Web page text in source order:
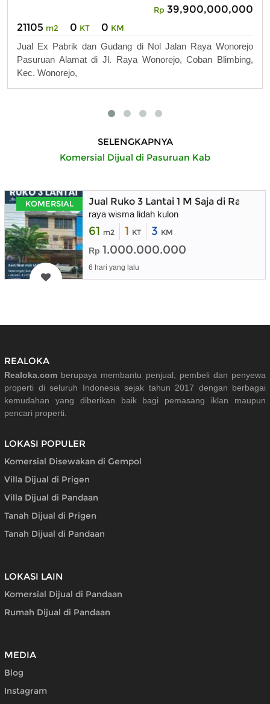
Rp 39,900,000,000
21105 m2 0 KT 0 KM
Jual Ex Pabrik dan Gudang di Nol Jalan Raya Wonorejo
Pasuruan Alamat di Jl. Raya Wonorejo, Coban Blimbing,
Kec. Wonorejo,
SELENGKAPNYA
Komersial Dijual di Pasuruan Kab
KOMERSIAL Jual Ruko 3 Lantai 1 M Saja di Raya
raya wisma lidah kulon
61 m2 1 KT 3 KM
Rp 1.000.000.000
6 hari yang lalu
REALOKA
Realoka.com berupaya membantu penjual, pembeli dan penyewa
properti di seluruh Indonesia sejak tahun 2017 dengan berbagai
kemudahan yang diberikan baik bagi pemasang iklan maupun
pencari properti.
LOKASI POPULER
Komersial Disewakan di Gempol
Villa Dijual di Prigen
Villa Dijual di Pandaan
Tanah Dijual di Prigen
Tanah Dijual di Pandaan
LOKASI LAIN
Komersial Dijual di Pandaan
Rumah Dijual di Pandaan
MEDIA
Blog
Instagram